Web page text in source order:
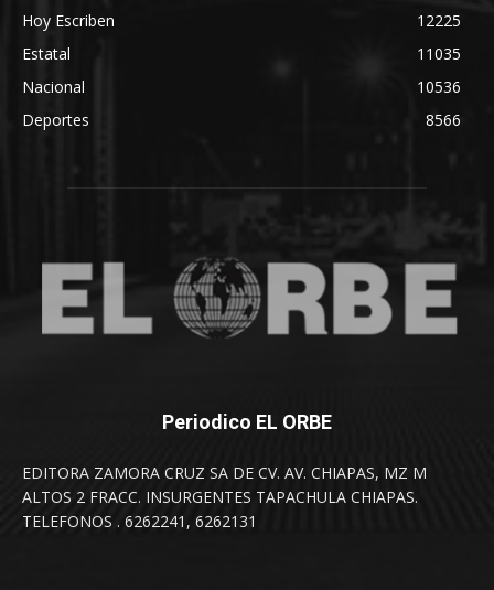
Hoy Escriben
12225
Estatal
11035
Nacional
10536
Deportes
8566
Periodico EL ORBE
EDITORA ZAMORA CRUZ SA DE CV. AV. CHIAPAS, MZ M
ALTOS 2 FRACC. INSURGENTES TAPACHULA CHIAPAS.
TELEFONOS . 6262241, 6262131